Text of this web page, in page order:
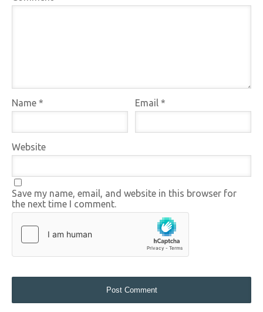
Name * Email*
Website
Save my name, email, and website in this browser for
the next time I comment.